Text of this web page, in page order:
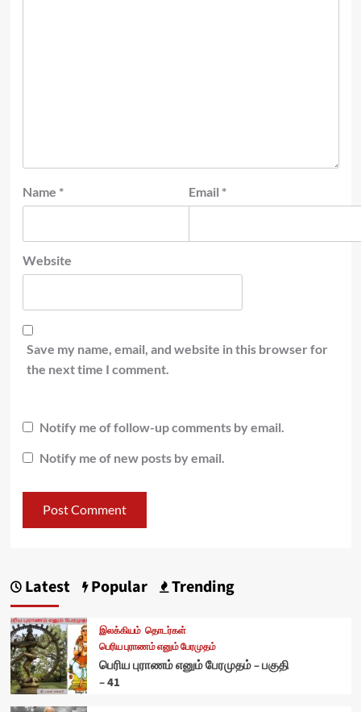
Name * Email *
Website
Save my name, email, and website in this browser for
the next time I comment.
Notify me of follow-up comments by email.
Notify me of new posts by email.
Latest Popular Trending
இலக்கியம் தொடர்கள்
பெரிய புராணம் எனும் பேரமுதம்
பெரிய புராணம் எனும் பேரமுதம் – பகுதி
– 41